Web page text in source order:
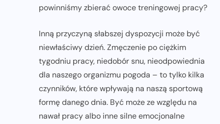
powinniśmy zbierać owoce treningowej pracy?
Inną przyczyną słabszej dyspozycji może być
niewłaściwy dzień. Zmęczenie po ciężkim
tygodniu pracy, niedobór snu, nieodpowiednia
dla naszego organizmu pogoda – to tylko kilka
czynników, które wpływają na naszą sportową
formę danego dnia. Być może ze względu na
nawał pracy albo inne silne emocjonalne